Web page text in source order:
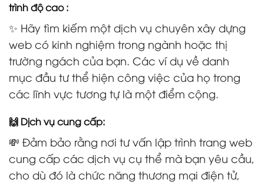
trình độ cao :
✨ Hãy tìm kiếm một dịch vụ chuyên xây dựng
web có kinh nghiệm trong ngành hoặc thị
trường ngách của bạn. Các ví dụ về danh
mục đầu tư thể hiện công việc của họ trong
các lĩnh vực tương tự là một điểm cộng.
🙌 Dịch vụ cung cấp:
💸 Đảm bảo rằng nơi tư vấn lập trình trang web
cung cấp các dịch vụ cụ thể mà bạn yêu cầu,
cho dù đó là chức năng thương mại điện tử,